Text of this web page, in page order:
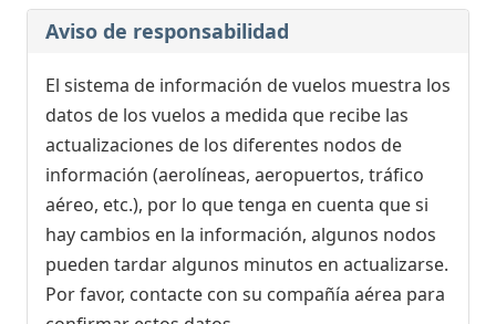
Aviso de responsabilidad
El sistema de información de vuelos muestra los
datos de los vuelos a medida que recibe las
actualizaciones de los diferentes nodos de
información (aerolíneas, aeropuertos, tráfico
aéreo, etc.), por lo que tenga en cuenta que si
hay cambios en la información, algunos nodos
pueden tardar algunos minutos en actualizarse.
Por favor, contacte con su compañía aérea para